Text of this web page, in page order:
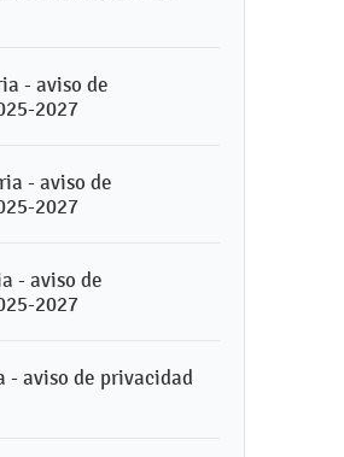
- aviso de
2027
- aviso de
2027
- aviso de
2027
- aviso de privacidad